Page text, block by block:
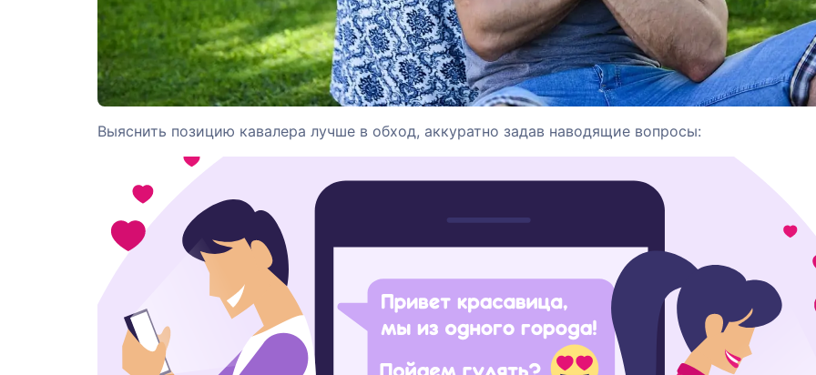
Выяснить позицию кавалера лучше в обход, аккуратно задав наводящие вопросы: